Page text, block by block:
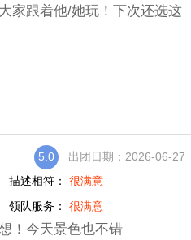
家跟着他/她玩！下次还选这
5.0
出团日期：2026-06-27
描述相符： 很满意
领队服务： 很满意
！今天景色也不错